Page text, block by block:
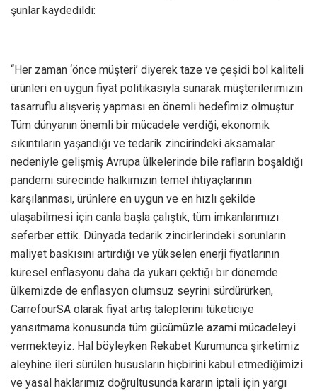
şunlar kaydedildi:
“Her zaman ‘önce müşteri’ diyerek taze ve çeşidi bol kaliteli
ürünleri en uygun fiyat politikasıyla sunarak müşterilerimizin
tasarruflu alışveriş yapması en önemli hedefimiz olmuştur.
Tüm dünyanın önemli bir mücadele verdiği, ekonomik
sıkıntıların yaşandığı ve tedarik zincirindeki aksamalar
nedeniyle gelişmiş Avrupa ülkelerinde bile rafların boşaldığı
pandemi sürecinde halkımızın temel ihtiyaçlarının
karşılanması, ürünlere en uygun ve en hızlı şekilde
ulaşabilmesi için canla başla çalıştık, tüm imkanlarımızı
seferber ettik. Dünyada tedarik zincirlerindeki sorunların
maliyet baskısını artırdığı ve yükselen enerji fiyatlarının
küresel enflasyonu daha da yukarı çektiği bir dönemde
ülkemizde de enflasyon olumsuz seyrini sürdürürken,
CarrefourSA olarak fiyat artış taleplerini tüketiciye
yansıtmama konusunda tüm gücümüzle azami mücadeleyi
vermekteyiz. Hal böyleyken Rekabet Kurumunca şirketimiz
aleyhine ileri sürülen hususların hiçbirini kabul etmediğimizi
ve yasal haklarımız doğrultusunda kararın iptali için yargı